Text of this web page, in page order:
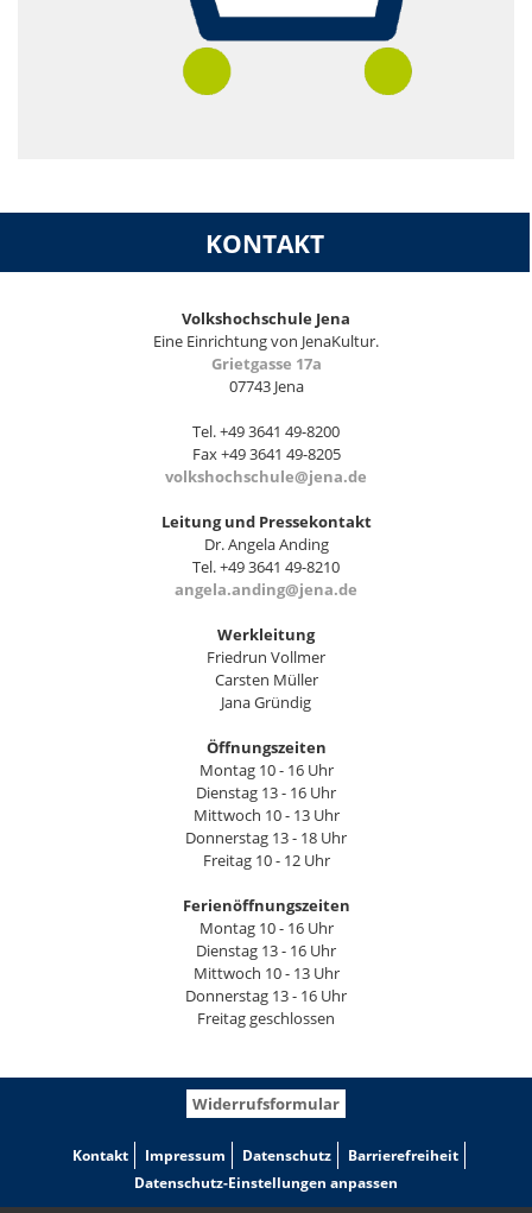
KONTAKT
Volkshochschule Jena
Eine Einrichtung von JenaKultur.
Grietgasse 17a
07743 Jena
Tel. +49 3641 49-8200
Fax +49 3641 49-8205
volkshochschule@jena.de
Leitung und Pressekontakt
Dr. Angela Anding
Tel. +49 3641 49-8210
angela.anding@jena.de
Werkleitung
Friedrun Vollmer
Carsten Müller
Jana Gründig
Öffnungszeiten
Montag 10 - 16 Uhr
Dienstag 13 - 16 Uhr
Mittwoch 10 - 13 Uhr
Donnerstag 13 - 18 Uhr
Freitag 10 - 12 Uhr
Ferienöffnungszeiten
Montag 10 - 16 Uhr
Dienstag 13 - 16 Uhr
Mittwoch 10 - 13 Uhr
Donnerstag 13 - 16 Uhr
Freitag geschlossen
Widerrufsformular
Kontakt Impressum Datenschutz
Barrierefreiheit
Datenschutz-Einstellungen anpassen